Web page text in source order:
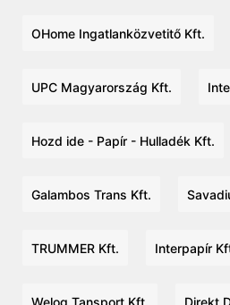
OHome Ingatlanközvetitő Kft.
UPC Magyarország Kft.
Hozd ide - Papír - Hulladék Kft.
Galambos Trans Kft.
TRUMMER Kft. Interpapír
Welog Tansport Kft. Direkt